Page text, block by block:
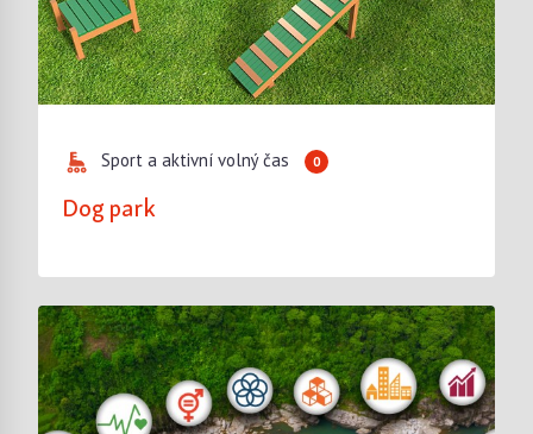
Sport a aktivní volný čas 0
Dog park